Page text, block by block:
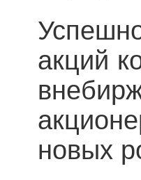
акций
новых